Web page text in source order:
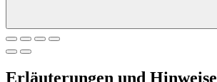
Erläuterungen und Hinweise